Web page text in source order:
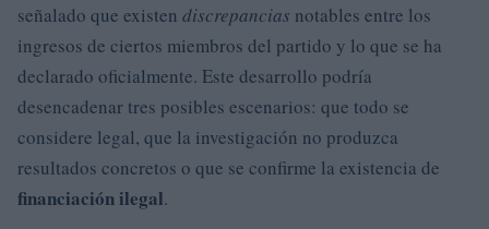
señalado que existen discrepancias notables entre los
ingresos de ciertos miembros del partido y lo que se ha
declarado oficialmente. Este desarrollo podría
desencadenar tres posibles escenarios: que todo se
considere legal, que la investigación no produzca
resultados concretos o que se confirme la existencia de
financiación ilegal.